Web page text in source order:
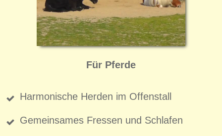
Für Pferde
Harmonische Herden im Offenstall
Gemeinsames Fressen und Schlafen